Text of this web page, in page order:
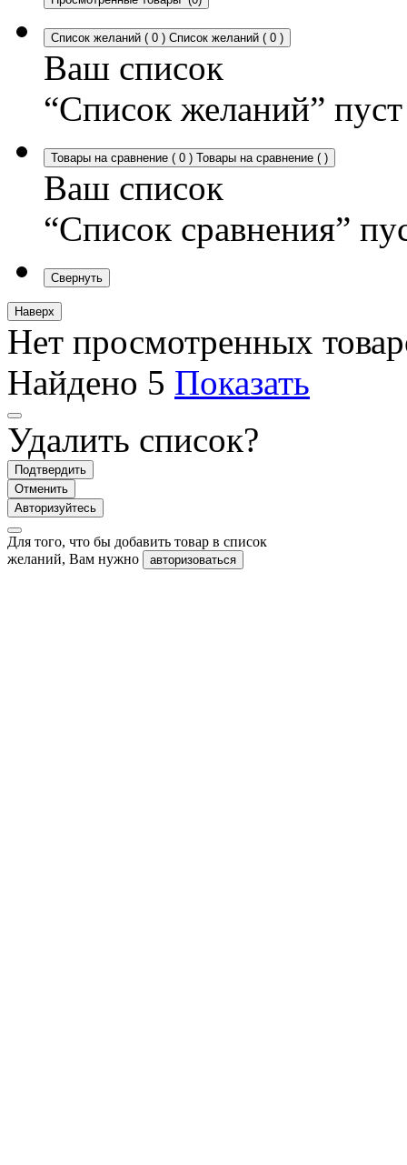
Список желаний ( 0 ) Список желаний ( 0 )
Ваш список
“Список желаний” пуст
Товары на сравнение ( 0 ) Товары на сравнение ( )
Ваш список
“Список сравнения”
Свернуть
Наверх
Нет просмотренных
Найдено 5 Показать
Удалить список?
Подтвердить
Отменить
Авторизуйтесь
Для того, что бы добавить товар в список
желаний, Вам нужно
авторизоваться